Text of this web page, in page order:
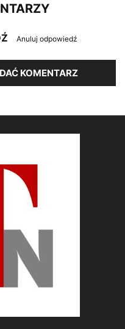
Anuluj odpowiedź
KOMENTARZ